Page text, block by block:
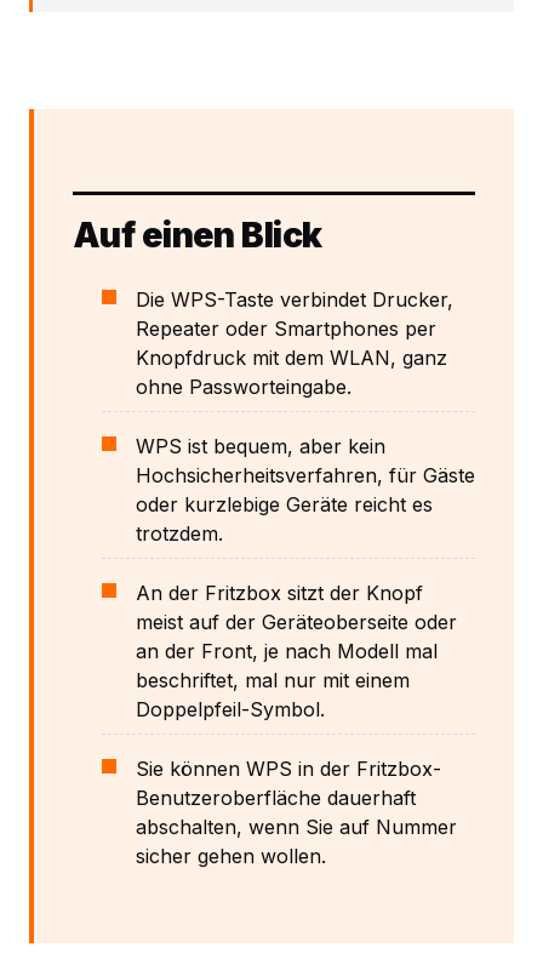
Auf einen Blick
Die WPS-Taste verbindet Drucker,
Repeater oder Smartphones per
Knopfdruck mit dem WLAN, ganz
ohne Passworteingabe.
WPS ist bequem, aber kein
Hochsicherheitsverfahren, für Gäste
oder kurzlebige Geräte reicht es
trotzdem.
An der Fritzbox sitzt der Knopf
meist auf der Geräteoberseite oder
an der Front, je nach Modell mal
beschriftet, mal nur mit einem
Doppelpfeil-Symbol.
Sie können WPS in der Fritzbox-
Benutzeroberfläche dauerhaft
abschalten, wenn Sie auf Nummer
sicher gehen wollen.